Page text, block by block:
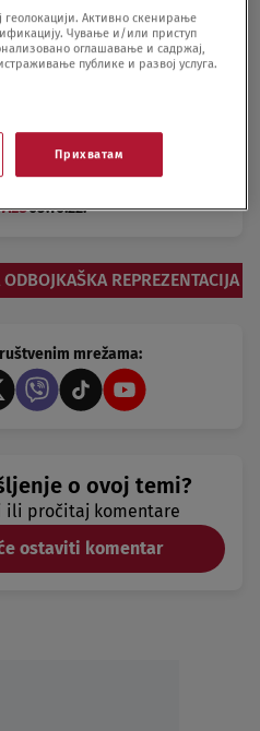
briljira, Srbiji otvoren
odbojkašice u
05.10.22.
REPREZENTACIJA
mrežama:
o ovoj temi?
ili pročitaj komentare
ostaviti komentar
Активно скенирање
Чување и/или приступ
оглашавање и садржај,
публике и развој услуга.
Прихватам